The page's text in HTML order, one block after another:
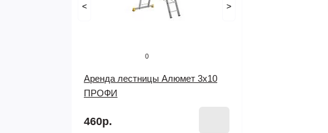
0
Аренда лестницы Алюмет 3х10
ПРОФИ
460р.
< >